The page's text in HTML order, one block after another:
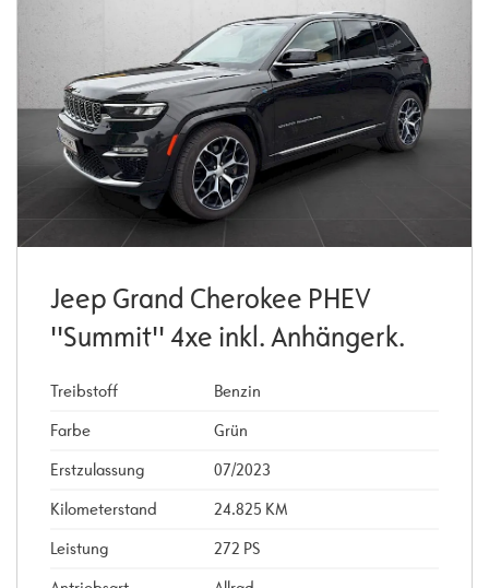
Jeep Grand Cherokee PHEV
''Summit'' 4xe inkl. Anhängerk.
Treibstoff
Benzin
Farbe
Grün
Erstzulassung
07/2023
Kilometerstand
24.825 KM
Leistung
272 PS